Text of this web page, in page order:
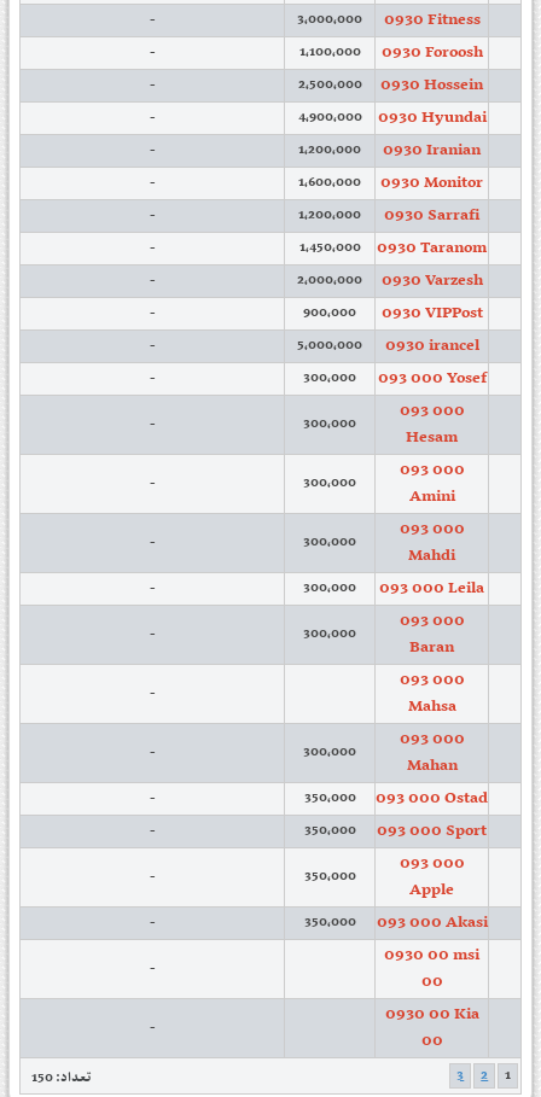
0930 Fitness
3,000,000
-
0930 Foroosh
1,100,000
-
0930 Hossein
2,500,000
-
0930 Hyundai
4,900,000
-
0930 Iranian
1,200,000
-
0930 Monitor
1,600,000
-
0930 Sarrafi
1,200,000
-
0930 Taranom
1,450,000
-
0930 Varzesh
2,000,000
-
0930 VIPPost
900,000
-
0930 irancel
5,000,000
-
093 000 Yosef
300,000
-
093 000
Hesam
300,000
-
093 000
Amini
300,000
-
093 000
Mahdi
300,000
-
093 000 Leila
300,000
-
093 000
Baran
300,000
-
093 000
Mahsa
-
093 000
Mahan
300,000
-
093 000 Ostad
350,000
-
093 000 Sport
350,000
-
093 000
Apple
350,000
-
093 000 Akasi
350,000
-
0930 00 msi
00
-
0930 00 Kia
00
-
1
2
3 تعداد: 150